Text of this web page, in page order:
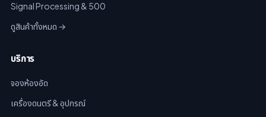
Signal Processing & 500
ดูสินค้าทั้งหมด →
บริการ
จองห้องอัด
เครื่องดนตรี & อุปกรณ์